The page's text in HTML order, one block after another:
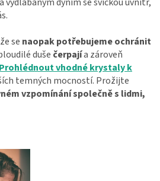
se naopak potřebujemeochránit
duše čerpajía zároveň
Prohlédnout vhodné krystaly k
temných mocností. Prožijte
vzpomínáníspolečně s lidmi,